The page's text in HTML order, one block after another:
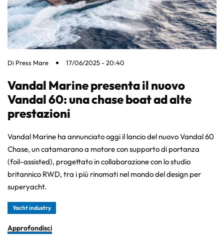
Di Press Mare 17/06/2025 - 20:40
Vandal Marine presenta il nuovo
Vandal 60: una chase boat ad alte
prestazioni
Vandal Marine ha annunciato oggi il lancio del nuovo Vandal 60
Chase, un catamarano a motore con supporto di portanza
(foil-assisted), progettato in collaborazione con lo studio
britannico RWD, tra i più rinomati nel mondo del design per
superyacht.
Yacht industry
Approfondisci